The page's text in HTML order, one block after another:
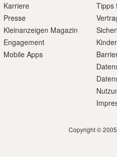
Karriere
Presse
Kleinanzeigen Magazin
Engagement
Mobile Apps
Tipps
Copyright ©